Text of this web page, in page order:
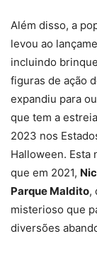
Além disso, a
levou ao
incluindo
figuras de ação
expandiu para
que tem a
2023 nos
Halloween. Esta
que em 2021,
Parque Maldito,
misterioso que
diversões